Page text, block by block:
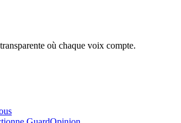
où chaque voix compte.